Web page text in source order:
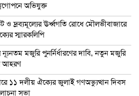
অভিযুক্ত
ও দ্রব্যমূল্যের ঊর্ধ্বগতি রোধে মৌলভীবাজারে
স্মারকলিপি
ন্যূনতম মজুরি পুনর্নির্ধারণের দাবি, নতুন মজুরি
আহরণ
১১ দলীয় ঐক্যের জুলাই গণঅভ্যুত্থান দিবস
সভা